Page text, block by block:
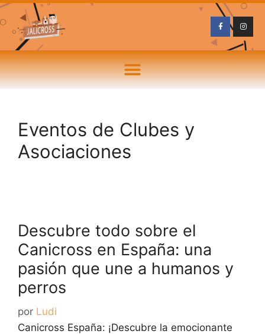
Eventos de Clubes y
Asociaciones
Descubre todo sobre el
Canicross en España: una
pasión que une a humanos y
perros
por Ludi
Canicross España: ¡Descubre la emocionante